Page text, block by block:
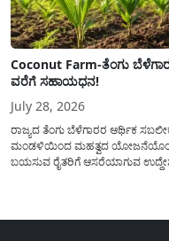
Coconut Farm-ತೆಂಗು
ವರೆಗೆ ಸಹಾಯಧನ!
July 28, 2026
ರಾಜ್ಯದ ತೆಂಗು ಬೆಳೆಗಾರರ ಆರ್ಥಿಕ
ಮಂಡಳಿಯಿಂದ ಮಹತ್ವದ
ಬಯಸುವ ರೈತರಿಗೆ ಆಸರೆಯಾಗುವ